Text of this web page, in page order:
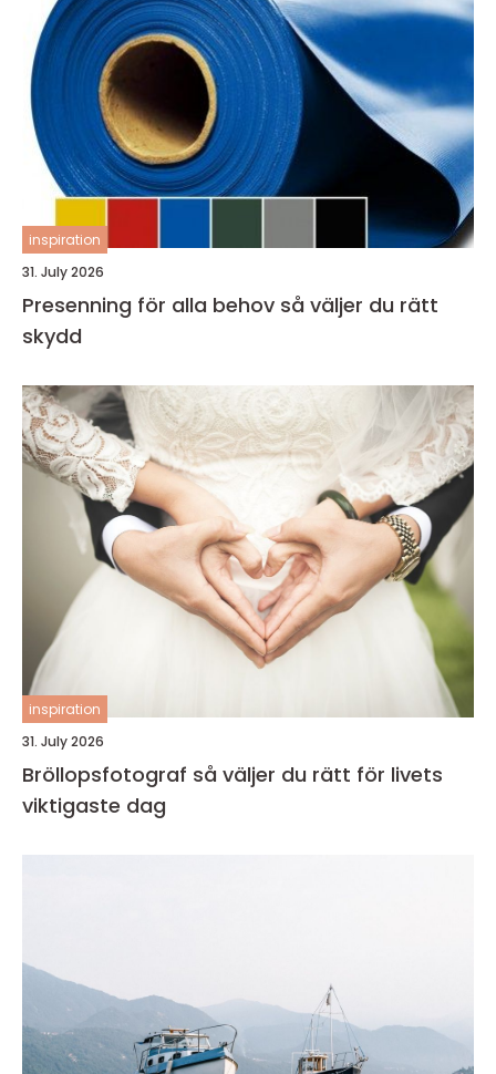
inspiration
31. July 2026
Presenning för alla behov så väljer du rätt
skydd
inspiration
31. July 2026
Bröllopsfotograf så väljer du rätt för livets
viktigaste dag